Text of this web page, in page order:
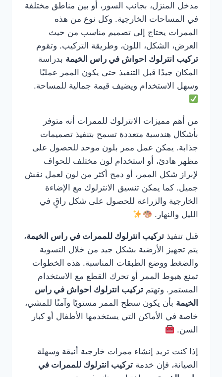
مدخل المنزل، بجانب السور، أو بين مناطق مختلفة
في المساحات الخارجية. وكل نوع من هذه
الممرات يحتاج إلى تصميم مناسب من حيث
العرض، الشكل، اللون، وطريقة التركيب. وتقوم
تركيب انترلوك احواش في راس الخيمة بدراسة
المكان جيدًا قبل التنفيذ حتى يكون الممر عمليًا
وسهل الاستخدام ويضيف قيمة جمالية للمساحة.
من أهم مميزات الانترلوك للممرات أنه متوفر
بأشكال هندسية متعددة تسمح بتنفيذ تصميمات
جذابة. يمكن عمل ممر بلون موحد للحصول على
مظهر هادئ، أو استخدام لون مختلف للحواف
لإبراز شكل الممر، أو دمج أكثر من لون لعمل نقش
جميل. كما يمكن تنسيق الانترلوك مع الإضاءة
الخارجية والزراعة للحصول على شكل راقٍ في
الليل والنهار.
قبل تنفيذ تركيب انترلوك للممرات في راس الخيمة،
يتم تجهيز الأرضية بشكل جيد من خلال التسوية
والضغط ووضع الطبقات المناسبة. هذه الخطوات
تمنع هبوط الممر أو تحرك القطع مع الاستخدام
المستمر. وتهتم تركيب انترلوك احواش في راس
الخيمة بأن يكون سطح الممر مستويًا وآمنًا للمشي،
خاصة في الأماكن التي يستخدمها الأطفال أو كبار
السن.
إذا كنت تريد إنشاء ممرات خارجية أنيقة وسهلة
الصيانة، فإن خدمة تركيب انترلوك للممرات في